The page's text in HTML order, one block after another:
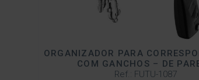
ORGANIZADOR PARA
COM GANCHOS – DE
Ref.: FUTU-1087